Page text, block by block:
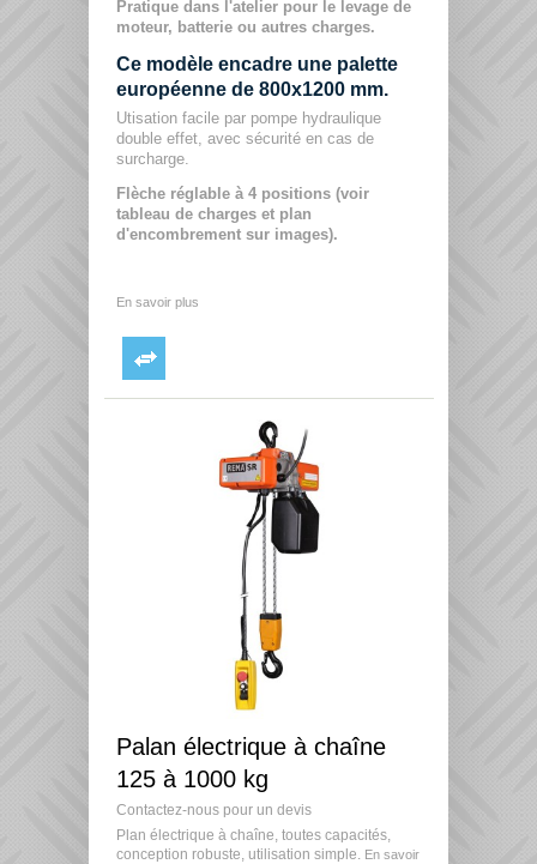
Pratique dans l'atelier pour le levage de
moteur, batterie ou autres charges.
Ce modèle encadre une palette
européenne de 800x1200 mm.
Utisation facile par pompe hydraulique
double effet, avec sécurité en cas de
surcharge.
Flèche réglable à 4 positions (voir
tableau de charges et plan
d'encombrement sur images).
En savoir plus
Palan électrique à chaîne
125 à 1000 kg
Contactez-nous pour un devis
Plan électrique à chaîne, toutes capacités,
conception robuste, utilisation simple. En savoir